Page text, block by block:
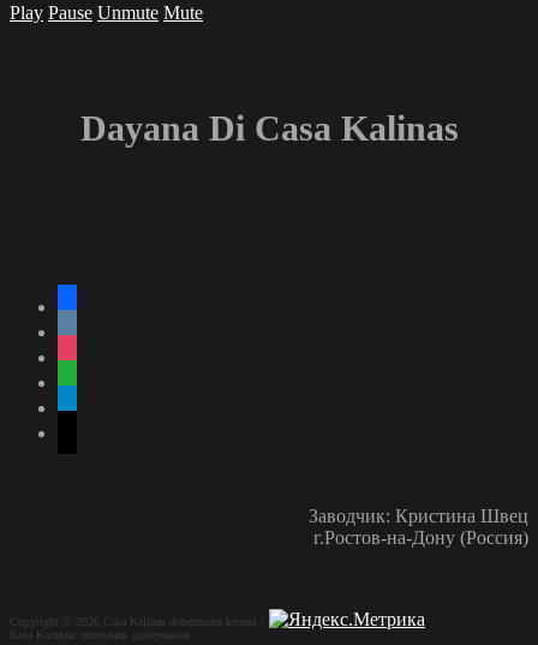
Play Pause Unmute Mute
Dayana Di Casa Kalinas
Заводчик: Кристина Швец
г.Ростов-на-Дону (Россия)
Copyright © 2026 Casa Kalinas dobermann kennel /
Каза Калинас питомник доберманов